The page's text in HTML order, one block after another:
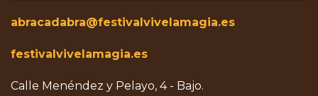
abracadabra@festivalvivelamagia.es
festivalvivelamagia.es
Calle Menéndez y Pelayo, 4 - Bajo.